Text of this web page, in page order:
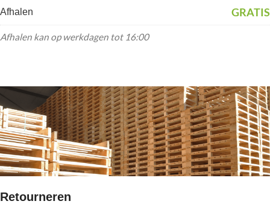
Afhalen GRATIS
Afhalen kan op werkdagen tot 16:00
Retourneren